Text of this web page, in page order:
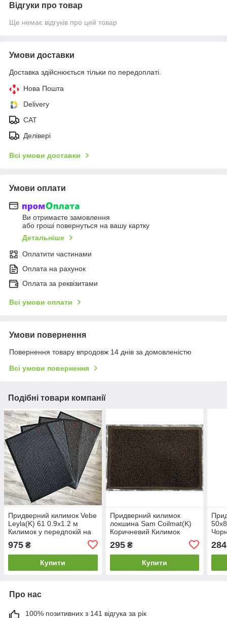
Відгуки про товар
Ще немає відгуків про цей товар
Умови доставки
Доставка здійснюється тільки по передоплаті.
Нова Пошта
Delivery
CAT
Делівері
Всі умови доставки
Умови оплати
Ви отримаєте замовлення
або гроші повернуться на вашу картку
Детальніше
Оплатити частинами
Оплата на рахунок
Оплата за реквізитами
Всі умови оплати
Умови повернення
Повернення товару впродовж 14 днів за домовленістю
Всі умови повернення
Подібні товари компанії
Придверний килимок Vebe
Leyla(K) 61 0.9х1.2 м
Килимок у передпокій на
килимок
975 ₴
Купити
Придверний килимок
локшина Sam Coilmat(K)
Коричневий Килимок
Гумовий килимок для
взуття
295₴
Купити
284
Про нас
100% позитивних з 141 відгука за рік